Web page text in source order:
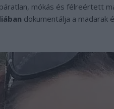
mókás és félreértett
dokumentálja a madarak